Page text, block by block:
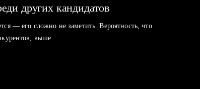
других кандидатов
— его сложно не заметить. Вероятность, что
выше